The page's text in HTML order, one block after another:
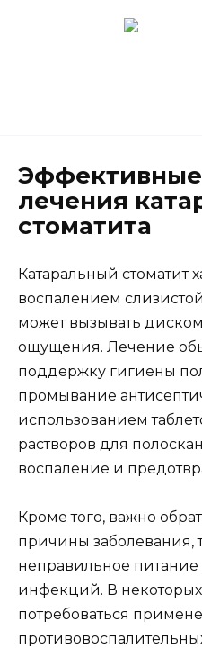
лечения
стоматита
Катаральный стоматит
воспалением
может вызывать
ощущения. Лечение
поддержку гигиены
промывание
использованием
растворов для
воспаление и
Кроме того, важно
причины заболевания,
неправильное
инфекций. В
потребоваться